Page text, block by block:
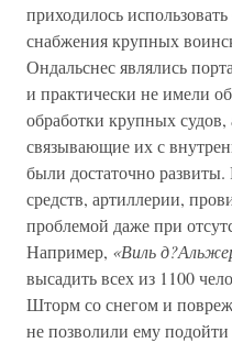
приходилось
снабжения крупных
Ондальснес являлись
и практически не имели
обработки крупных
связывающие их с
были достаточно развиты.
средств, артиллерии,
проблемой даже при
Например, «Виль
высадить всех из 1100
Шторм со снегом и
не позволили ему подойти